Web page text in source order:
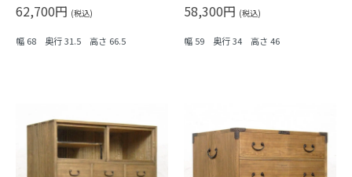
62,700円 (税込)
幅 68 奥行 31.5 高さ 66.5
58,300円 (税込)
幅 59 奥行 34 高さ 46